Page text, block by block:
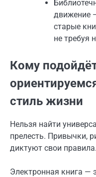
движение
старые
не требуя
Кому
стиль жизни
Нельзя найти
прелесть. Привычки,
диктуют свои правила.
Электронная книга —